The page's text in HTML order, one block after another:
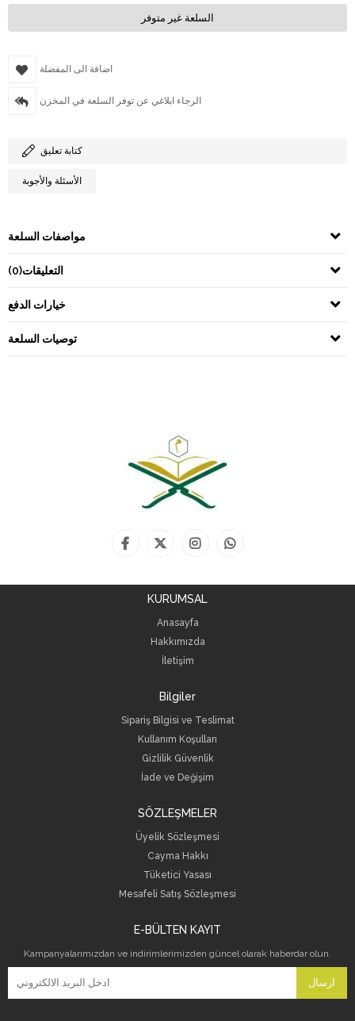
السلعة غير متوفر
اضافة الى المفضلة
الرجاء ابلاغي عن توفر السلعة في المخزن
كتابة تعليق
الأسئلة والأجوبة
مواصفات السلعة
التعليقات(0)
خيارات الدفع
توصيات السلعة
KURUMSAL
Anasayfa
Hakkımızda
İletişim
Bilgiler
Sipariş Bilgisi ve Teslimat
Kullanım Koşulları
Gizlilik Güvenlik
İade ve Değişim
SÖZLEŞMELER
Üyelik Sözleşmesi
Cayma Hakkı
Tüketici Yasası
Mesafeli Satış Sözleşmesi
E-BÜLTEN KAYIT
Kampanyalarımızdan ve indirimlerimizden güncel olarak haberdar olun.
ارسال